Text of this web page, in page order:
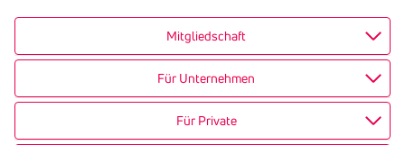
Mitgliedschaft
Für Unternehmen
Für Private